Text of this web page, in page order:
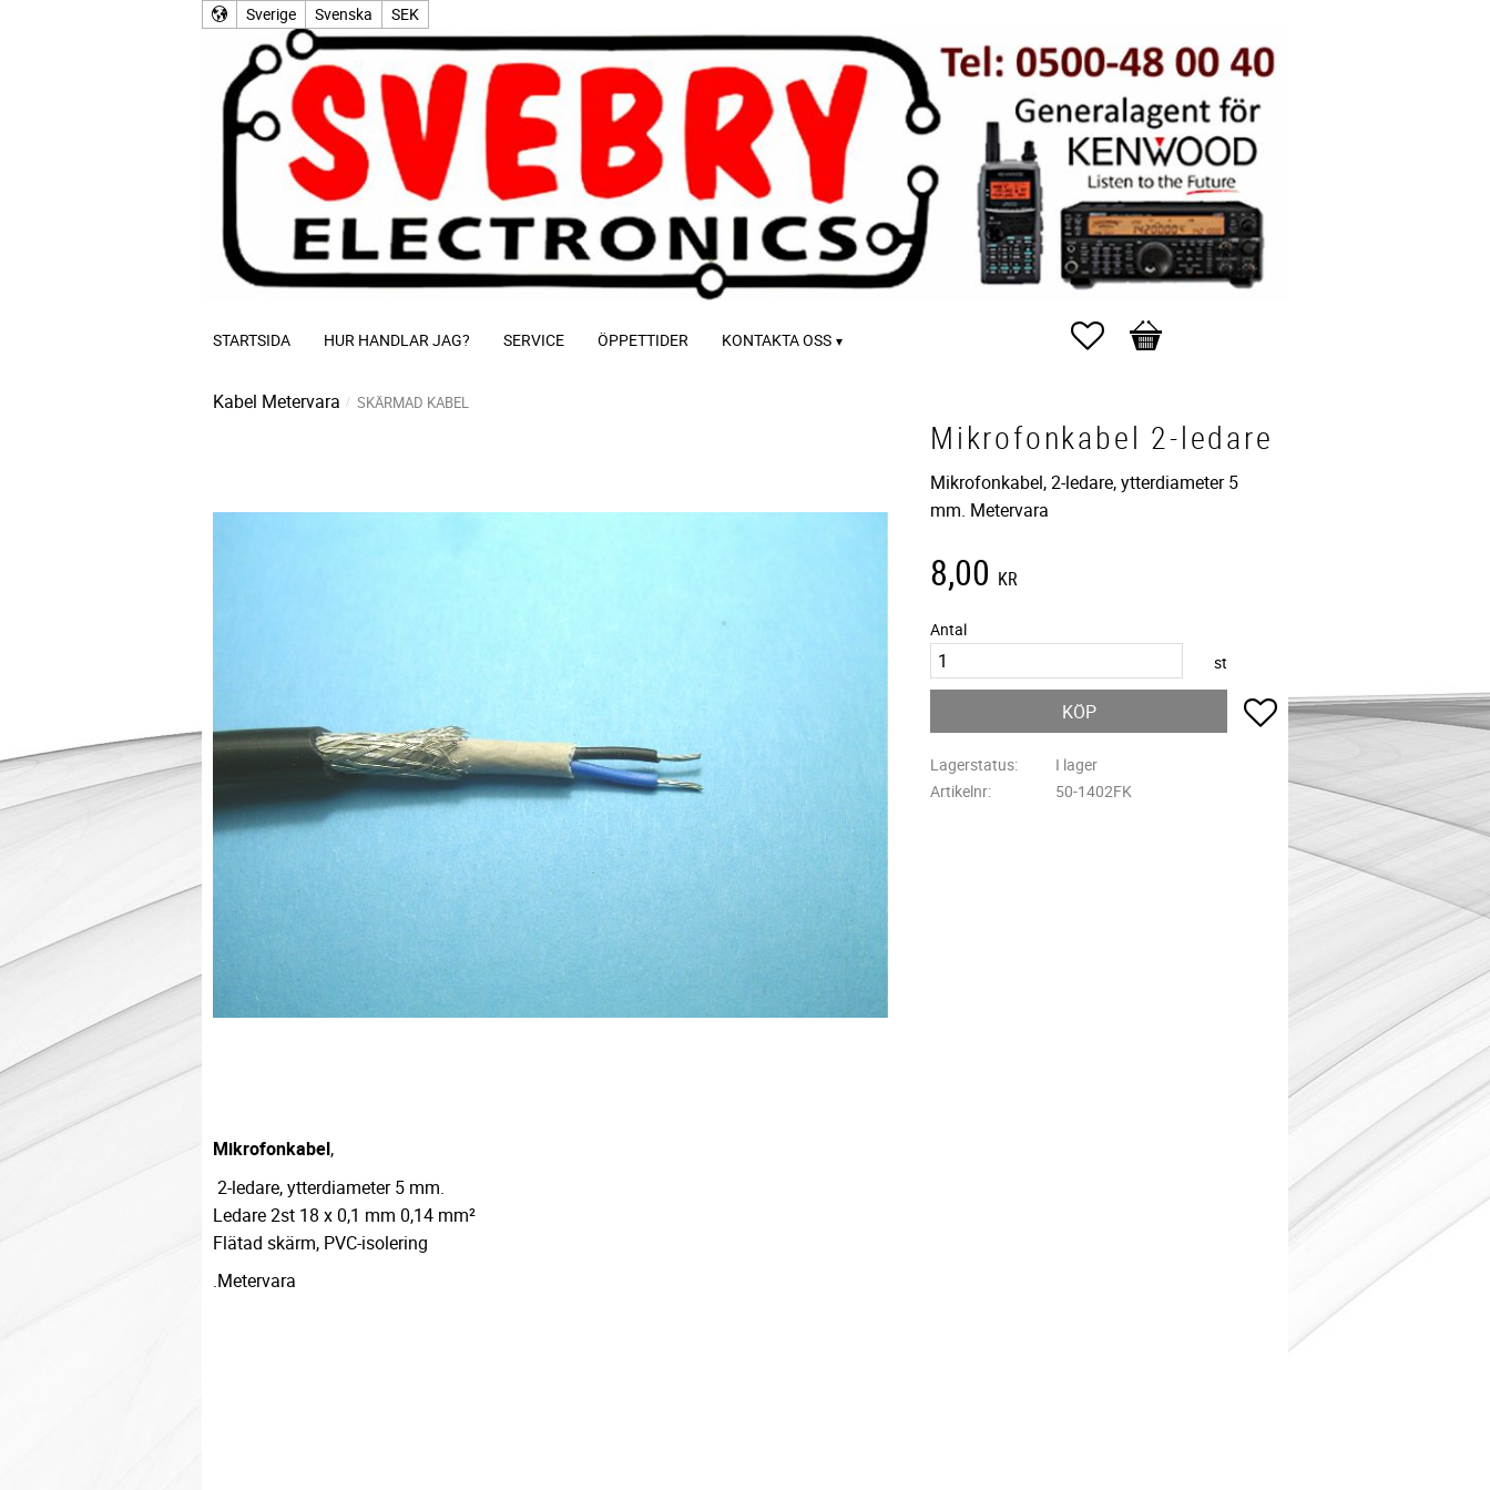
Sverige Svenska SEK
STARTSIDA HUR HANDLAR JAG? SERVICE ÖPPETTIDER KONTAKTA OSS Favoriter
Kundvagn
Kabel Metervara SKÄRMAD KABEL
Mikrofonkabel 2-ledare
Mikrofonkabel, 2-ledare, ytterdiameter 5
mm. Metervara
8,00 KR
Antal
st
KÖP Lägg till i favoriter
Lagerstatus
I lager
Artikelnr
50-1402FK
Mikrofonkabel,
2-ledare, ytterdiameter 5 mm.
Ledare 2st 18 x 0,1 mm 0,14 mm²
Flätad skärm, PVC-isolering
.Metervara